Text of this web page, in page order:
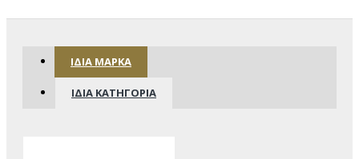
ΊΔΙΑ ΜΆΡΚΑ
ΊΔΙΑ ΚΑΤΗΓΟΡΊΑ